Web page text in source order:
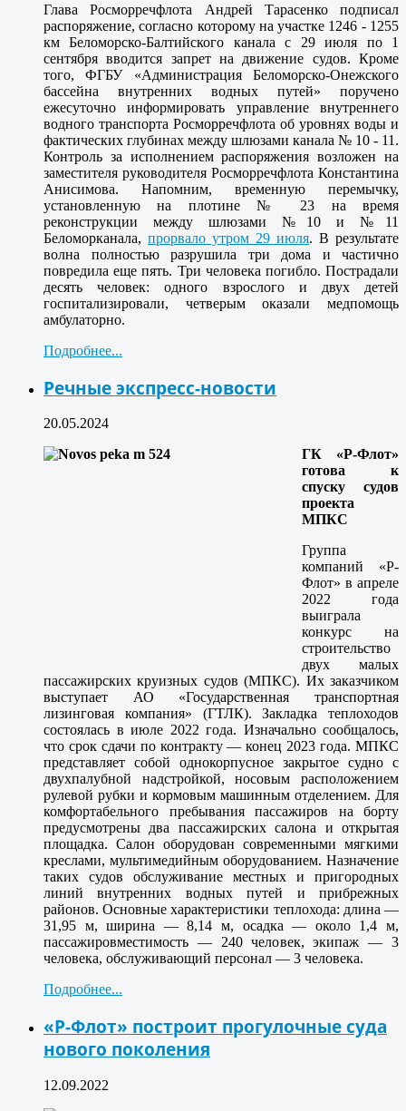
Глава Росморречфлота Андрей Тарасенко подписал
распоряжение, согласно которому на участке 1246 - 1255
км Беломорско-Балтийского канала с 29 июля по 1
сентября вводится запрет на движение судов. Кроме
того, ФГБУ «Администрация Беломорско-Онежского
бассейна внутренних водных путей» поручено
ежесуточно информировать управление внутреннего
водного транспорта Росморречфлота об уровнях воды и
фактических глубинах между шлюзами канала № 10 - 11.
Контроль за исполнением распоряжения возложен на
заместителя руководителя Росморречфлота Константина
Анисимова. Напомним, временную перемычку,
установленную на плотине № 23 на время
реконструкции между шлюзами №10 и №11
Беломорканала, прорвало утром 29 июля. В результате
волна полностью разрушила три дома и частично
повредила еще пять. Три человека погибло. Пострадали
десять человек: одного взрослого и двух детей
госпитализировали, четверым оказали медпомощь
амбулаторно.
Подробнее...
Речные экспресс-новости
20.05.2024
ГК «Р-Флот»
готова к
спуску судов
проекта
МПКС
Группа
компаний «Р-
Флот» в апреле
2022 года
выиграла
конкурс на
строительство
двух малых
пассажирских круизных судов (МПКС). Их заказчиком
выступает АО «Государственная транспортная
лизинговая компания» (ГТЛК). Закладка теплоходов
состоялась в июле 2022 года. Изначально сообщалось,
что срок сдачи по контракту — конец 2023 года. МПКС
представляет собой однокорпусное закрытое судно с
двухпалубной надстройкой, носовым расположением
рулевой рубки и кормовым машинным отделением. Для
комфортабельного пребывания пассажиров на борту
предусмотрены два пассажирских салона и открытая
площадка. Салон оборудован современными мягкими
креслами, мультимедийным оборудованием. Назначение
таких судов обслуживание местных и пригородных
линий внутренних водных путей и прибрежных
районов. Основные характеристики теплохода: длина —
31,95 м, ширина — 8,14 м, осадка — около 1,4 м,
пассажировместимость — 240 человек, экипаж — 3
человека, обслуживающий персонал — 3 человека.
Подробнее...
«Р-Флот» построит прогулочные суда
нового поколения
12.09.2022